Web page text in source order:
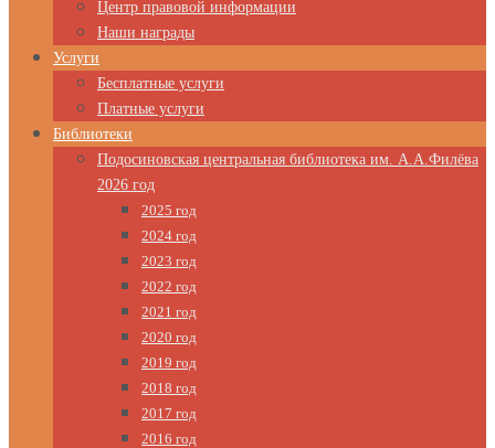
Центр правовой информации
Наши награды
Услуги
Бесплатные услуги
Платные услуги
Библиотеки
Подосиновская центральная библиотека им. А.А.Филёва
2026 год
2025 год
2024 год
2023 год
2022 год
2021 год
2020 год
2019 год
2018 год
2017 год
2016 год